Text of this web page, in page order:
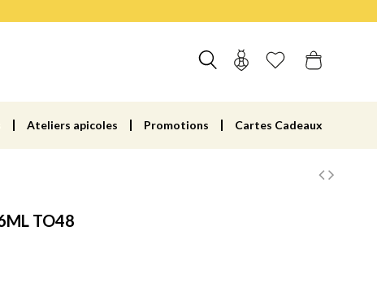
Ateliers apicoles Promotions Cartes Cadeaux
TO48